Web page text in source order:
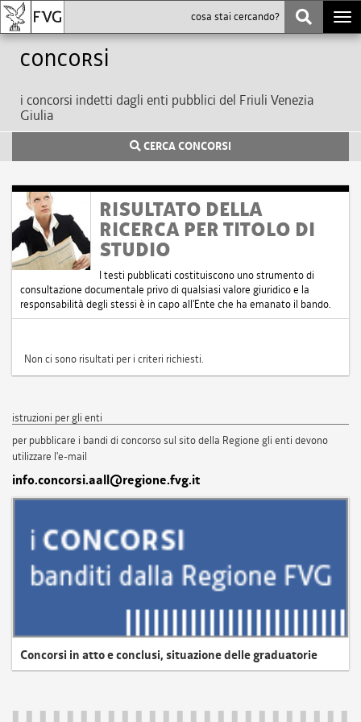
Concorsi
i concorsi indetti dagli enti pubblici del Friuli Venezia
Giulia
CERCA CONCORSI
RISULTATO DELLA
RICERCA PER TITOLO DI
STUDIO
I testi pubblicati costituiscono uno strumento di
consultazione documentale privo di qualsiasi valore giuridico e la
responsabilità degli stessi è in capo all'Ente che ha emanato il bando.
Non ci sono risultati per i criteri richiesti.
istruzioni per gli enti
per pubblicare i bandi di concorso sul sito della Regione gli enti devono
utilizzare l'e-mail
info.concorsi.aall@regione.fvg.it
Concorsi in atto e conclusi, situazione delle graduatorie